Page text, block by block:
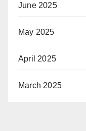
June 2025
May 2025
April 2025
March 2025